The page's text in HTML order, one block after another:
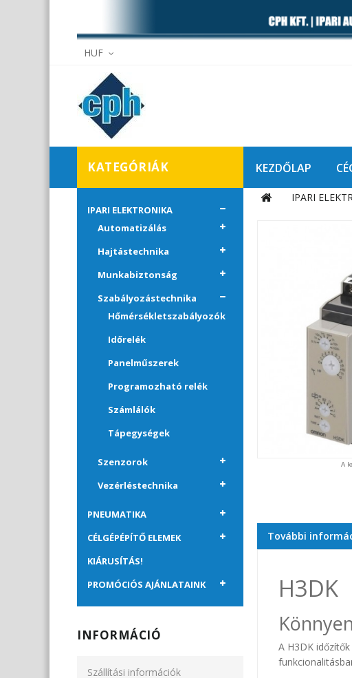
HUF
KEZDŐLAP
KATEGÓRIÁK
IPARI ELEKTRONIKA
Automatizálás
Hajtástechnika
Munkabiztonság
Szabályozástechnika
Hőmérsékletszabályozók
Időrelék
Panelműszerek
Programozható relék
Számlálók
Tápegységek
Szenzorok
Vezérléstechnika
PNEUMATIKA
CÉLGÉPÉPÍTŐ ELEMEK
KIÁRUSÍTÁS!
PROMÓCIÓS AJÁNLATAINK
INFORMÁCIÓ
Szállítási információk
IPARI
A
További
H3DK
A H3DK